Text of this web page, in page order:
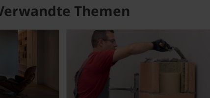
Themen